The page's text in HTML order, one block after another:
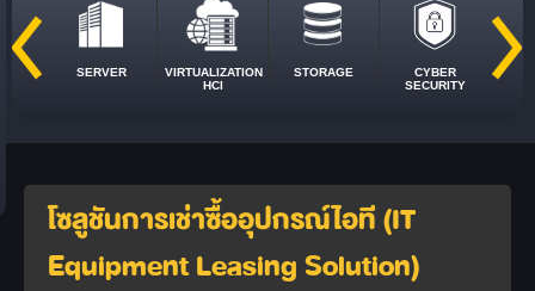
SERVER
VIRTUALIZATION
HCI
STORAGE
CYBER
SECURITY
โซลูชันการเช่าซื้ออุปกรณ์ไอที (IT
Equipment Leasing Solution)